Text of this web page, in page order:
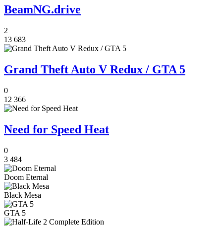
BeamNG.drive
2
13 683
Grand Theft Auto V Redux / GTA 5
0
12 366
Need for Speed Heat
0
3 484
Doom Eternal
Black Mesa
GTA 5